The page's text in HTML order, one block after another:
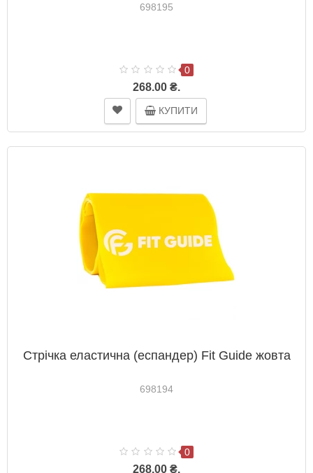
698195
0
268.00 ₴.
КУПИТИ
Стрічка еластична (еспандер) Fit Guide жовта
698194
0
268.00 ₴.